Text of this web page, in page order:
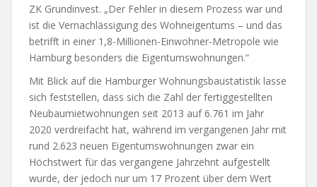
ZK Grundinvest. „Der Fehler in diesem Prozess war und
ist die Vernachlässigung des Wohneigentums – und das
betrifft in einer 1,8-Millionen-Einwohner-Metropole wie
Hamburg besonders die Eigentumswohnungen.“
Mit Blick auf die Hamburger Wohnungsbaustatistik lasse
sich feststellen, dass sich die Zahl der fertiggestellten
Neubaumietwohnungen seit 2013 auf 6.761 im Jahr
2020 verdreifacht hat, während im vergangenen Jahr mit
rund 2.623 neuen Eigentumswohnungen zwar ein
Höchstwert für das vergangene Jahrzehnt aufgestellt
wurde, der jedoch nur um 17 Prozent über dem Wert